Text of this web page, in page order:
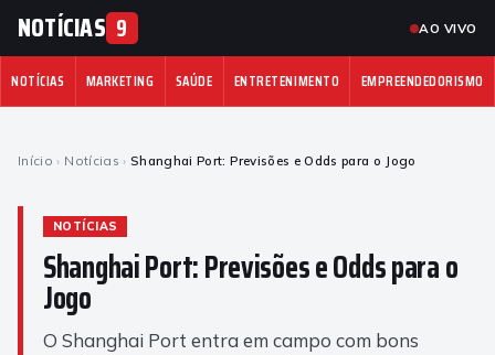
NOTÍCIAS 9 AO VIVO
NOTÍCIAS MARKETING SAÚDE ENTRETENIMENTO EMPREENDEDORISMO
Início › Notícias › Shanghai Port: Previsões e Odds para o Jogo
NOTÍCIAS
Shanghai Port: Previsões e Odds para o
Jogo
O Shanghai Port entra em campo com bons